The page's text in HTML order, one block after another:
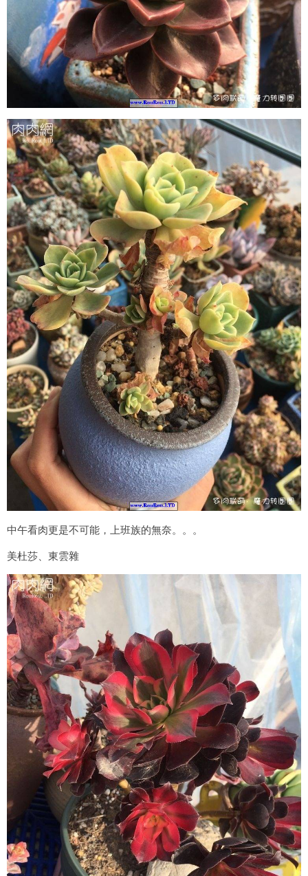
中午看肉更是不可能，上班族的無奈。。。
美杜莎、東雲雜